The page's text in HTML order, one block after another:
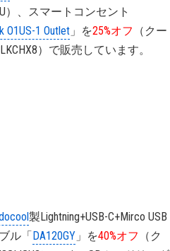
）、スマートコンセント
O1US-1 Outlet 」を25%オフ
（クー
）で販売しています。
製Lightning+USB-C+Mirco USB
ル「DA120GY 」を40%オフ
（ク